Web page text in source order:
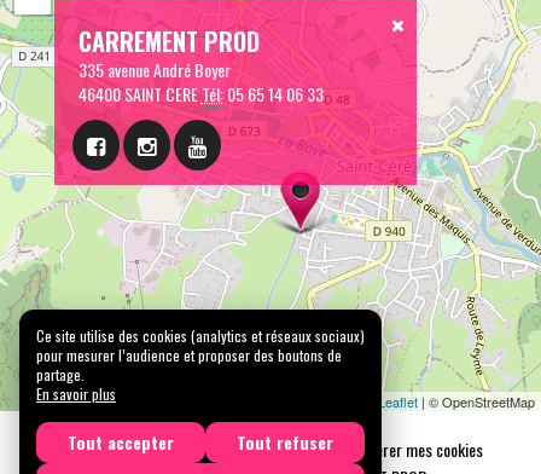
CARREMENT PROD
335 avenue André Boyer
46400 SAINT CERETél:05 65 14 06 33
Leaflet | © OpenStreetMap
Mentions légales Confidentialité
Gérer mes cookies
Ce site utilise des cookies (analytics et réseaux sociaux)
pour mesurer l’audience et proposer des boutons de
partage.
En savoir plus
Tout accepter
Tout refuser